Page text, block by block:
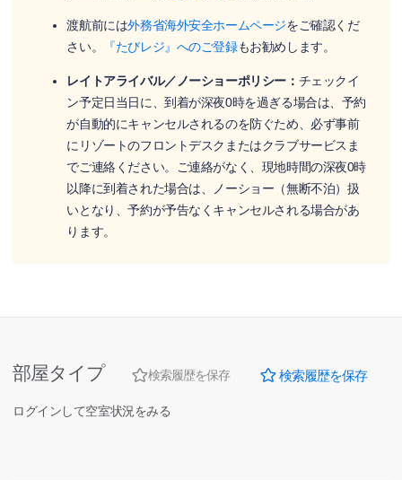
渡航前には外務省海外安全ホームページをご確認くだ
さい。
『たびレジ』へのご登録もお勧めします。
レイトアライバル／ノーショーポリシー： チェックイ
ン予定日当日に、到着が深夜0時を過ぎる場合は、予約
が自動的にキャンセルされるのを防ぐため、必ず事前
にリゾートのフロントデスクまたはクラブサービスま
でご連絡ください。ご連絡がなく、現地時間の深夜0時
以降に到着された場合は、ノーショー（無断不泊）扱
いとなり、予約が予告なくキャンセルされる場合があ
ります。
部屋タイプ 検索履歴を保存 検索履歴を保存
ログインして空室状況をみる